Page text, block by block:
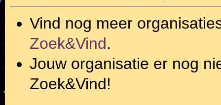
Vind nog meer
Zoek&Vind.
Jouw organisatie er nog
Zoek&Vind!